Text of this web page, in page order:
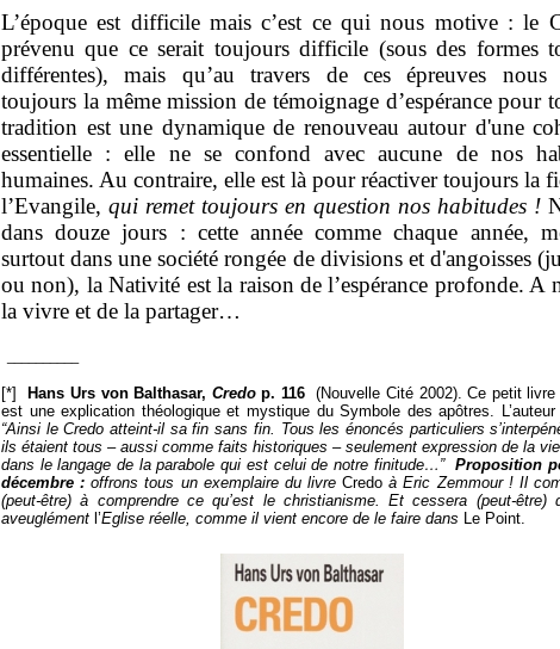
L’époque est difficile mais c’est ce qui nous motive : le
prévenu que ce serait toujours difficile (sous des formes
différentes), mais qu’au travers de ces épreuves nous
toujours la même mission de témoignage d’espérance pour
tradition est une dynamique de renouveau autour d'une
essentielle : elle ne se confond avec aucune de nos
humaines. Au contraire, elle est là pour réactiver toujours la
l’Evangile, qui remet toujours en question nos habitudes !
dans douze jours : cette année comme chaque année,
surtout dans une société rongée de divisions et d'angoisses
ou non), la Nativité est la raison de l’espérance profonde. A
la vivre et de la partager…
[*] Hans Urs von Balthasar, Credop. 116 (Nouvelle Cité 2002). Ce petit livre
est une explication théologique et mystique du Symbole des apôtres.
“Ainsi le Credo atteint-il sa fin sans fin. Tous les énoncés particuliers
ils étaient tous – aussi comme faits historiques – seulement expression de la
dans le langage de la parabole qui est celui de notre finitude…” Proposition
décembre : offrons tous un exemplaire du livreCredo à Eric Zemmour ! Il
(peut-être) à comprendre ce qu’est le christianisme. Et cessera (peut-être)
aveuglément l’Eglise réelle, comme il vient encore de le faire dans Le Point.